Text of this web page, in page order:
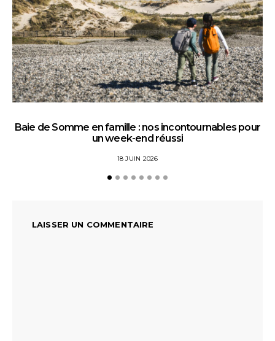
Baie de Somme en famille : nos incontournables pour
un week-end réussi
18 JUIN 2026
LAISSER UN COMMENTAIRE